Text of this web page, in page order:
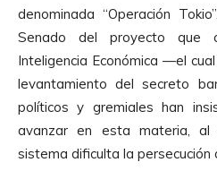
denominada “Operación
Senado del proyecto que
Inteligencia Económica —el
levantamiento del secreto
políticos y gremiales han
avanzar en esta materia, al
sistema dificulta la persecución